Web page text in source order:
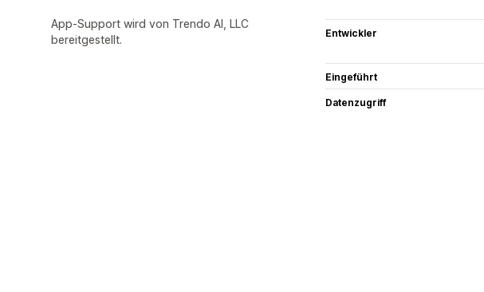
App-Support wird von Trendo AI, LLC
bereitgestellt.
Entwickler
Eingeführt
Datenzugriff